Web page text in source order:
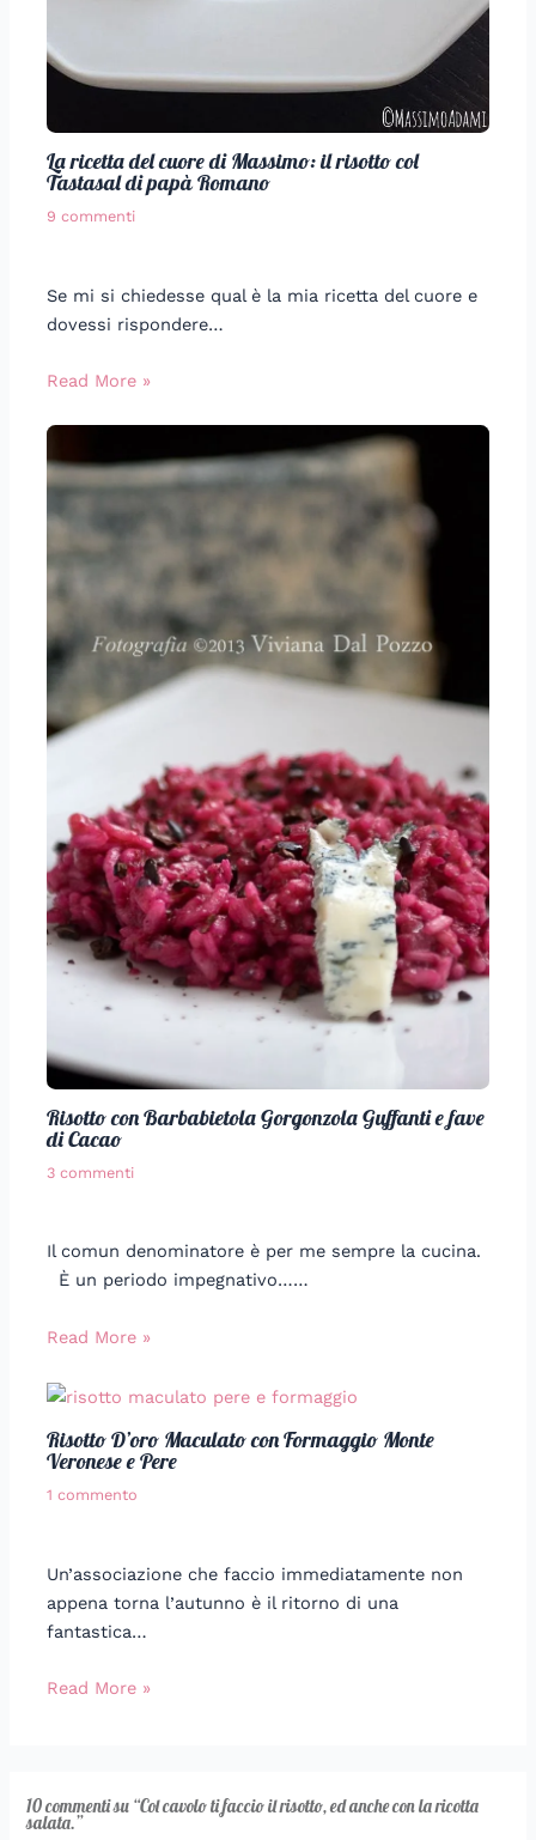
La ricetta del cuore di Massimo: il risotto col
Tastasal di papà Romano
9 commenti
Se mi si chiedesse qual è la mia ricetta del cuore e
dovessi rispondere…
Read More »
Risotto con Barbabietola Gorgonzola Guffanti e fave
di Cacao
3 commenti
Il comun denominatore è per me sempre la cucina.
È un periodo impegnativo……
Read More »
Risotto D’oro Maculato con Formaggio Monte
Veronese e Pere
1 commento
Un’associazione che faccio immediatamente non
appena torna l’autunno è il ritorno di una
fantastica…
Read More »
10 commenti su “Col cavolo ti faccio il risotto, ed anche con la ricotta
salata.”